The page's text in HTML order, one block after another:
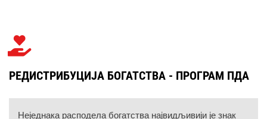
РЕДИСТРИБУЦИЈА БОГАТСТВА - ПРОГРАМ ПДА
Неједнака расподела богатства највидљивији је знак